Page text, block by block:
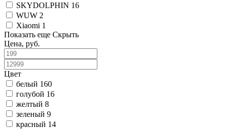
SKYDOLPHIN 16
WUW 2
Xiaomi 1
Показать еще Скрыть
Цена, руб.
Цвет
белый 160
голубой 16
желтый 8
зеленый 9
красный 14